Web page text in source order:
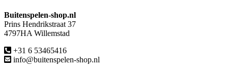
Buitenspelen-shop.nl
Prins Hendrikstraat 37
4797HA Willemstad
+31 6 53465416
info@buitenspelen-shop.nl